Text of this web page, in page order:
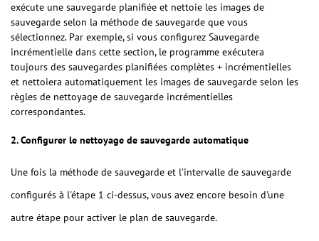
exécute une sauvegarde planifiée et nettoie les images de
sauvegarde selon la méthode de sauvegarde que vous
sélectionnez. Par exemple, si vous configurez Sauvegarde
incrémentielle dans cette section, le programme exécutera
toujours des sauvegardes planifiées complètes + incrémentielles
et nettoiera automatiquement les images de sauvegarde selon les
règles de nettoyage de sauvegarde incrémentielles
correspondantes.
2. Configurer le nettoyage de sauvegarde automatique
Une fois la méthode de sauvegarde et l'intervalle de sauvegarde
configurés à l'étape 1 ci-dessus, vous avez encore besoin d'une
autre étape pour activer le plan de sauvegarde.